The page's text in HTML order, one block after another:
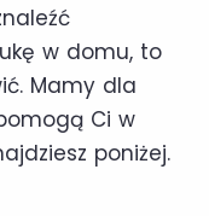
w domu, to
Mamy dla
Ci w
poniżej.